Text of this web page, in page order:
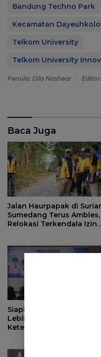
Bandung Techno Park
Kecamatan
Telkom University
Telkom University
Penulis: Dila Nashear
Baca Juga
Jalan Haurpapak di
Sumedang Terus Ambles,
Relokasi Terkendala Izin
Siapkan Masa Depan yang
Lebih Baik, BPJS
Ketenagakerjaan Tutup